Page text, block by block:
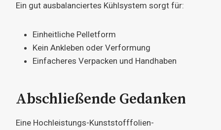
Ein gut ausbalanciertes Kühlsystem sorgt für:
Einheitliche Pelletform
Kein Ankleben oder Verformung
Einfacheres Verpacken und Handhaben
Abschließende Gedanken
Eine Hochleistungs-Kunststofffolien-